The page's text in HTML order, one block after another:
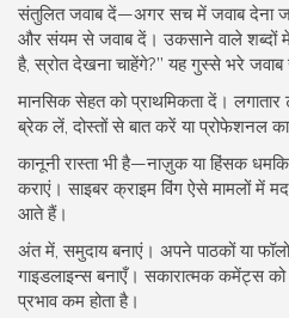
संतुलित जवाब दें—अगर सच में जवाब देना
और संयम से जवाब दें। उकसाने वाले शब्दों
है, स्रोत देखना चाहेंगे?’’ यह गुस्से भरे
मानसिक सेहत को प्राथमिकता दें। लगातार
ब्रेक लें, दोस्तों से बात करें या प्रोफेशनल
कानूनी रास्ता भी है—नाज़ुक या हिंसक
कराएं। साइबर क्राइम विंग ऐसे मामलों में
आते हैं।
अंत में, समुदाय बनाएं। अपने पाठकों या
गाइडलाइन्स बनाएँ। सकारात्मक कमेंट्स
प्रभाव कम होता है।